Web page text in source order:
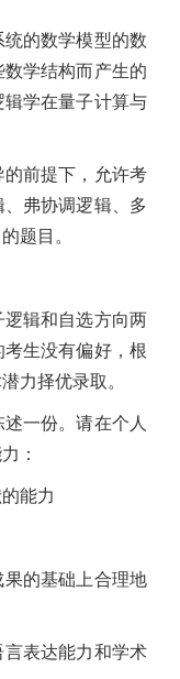
的数学模型的数
学结构而产生的
学在量子计算与
前提下，允许考
弗协调逻辑、多
题目。
辑和自选方向两
生没有偏好，根
力择优录取。
述一份。请在个人
：
能力
的基础上合理地
表达能力和学术